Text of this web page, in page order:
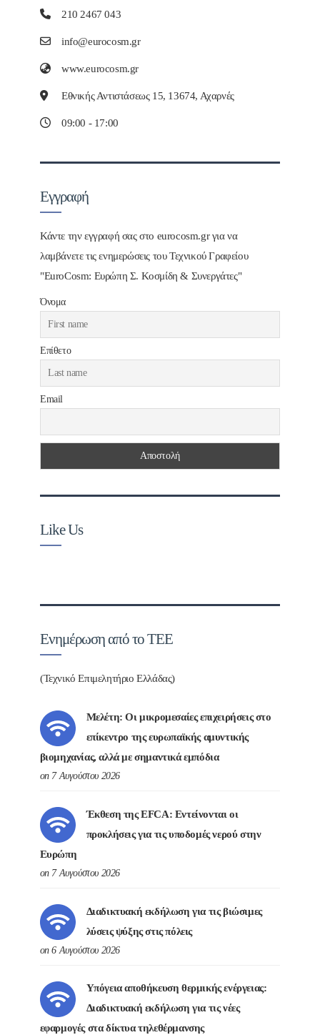
210 2467 043
info@eurocosm.gr
www.eurocosm.gr
Εθνικής Αντιστάσεως 15, 13674, Αχαρνές
09:00 - 17:00
Εγγραφή
Κάντε την εγγραφή σας στο eurocosm.gr για να
λαμβάνετε τις ενημερώσεις του Τεχνικού Γραφείου
"EuroCosm: Ευρώπη Σ. Κοσμίδη & Συνεργάτες"
Όνομα
Επίθετο
Email
Like Us
Ενημέρωση από το ΤΕΕ
(Τεχνικό Επιμελητήριο Ελλάδας)
Μελέτη: Οι μικρομεσαίες επιχειρήσεις στο
επίκεντρο της ευρωπαϊκής αμυντικής
βιομηχανίας, αλλά με σημαντικά εμπόδια
on 7 Αυγούστου 2026
Έκθεση της EFCA: Εντείνονται οι
προκλήσεις για τις υποδομές νερού στην
Ευρώπη
on 7 Αυγούστου 2026
Διαδικτυακή εκδήλωση για τις βιώσιμες
λύσεις ψύξης στις πόλεις
on 6 Αυγούστου 2026
Υπόγεια αποθήκευση θερμικής ενέργειας:
Διαδικτυακή εκδήλωση για τις νέες
εφαρμογές στα δίκτυα τηλεθέρμανσης